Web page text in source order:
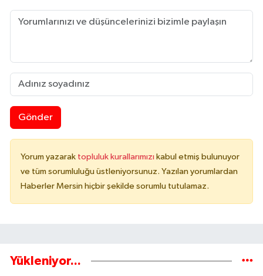
Gönder
Yorum yazarak topluluk kurallarımızı kabul etmiş bulunuyor
ve tüm sorumluluğu üstleniyorsunuz. Yazılan yorumlardan
Haberler Mersin hiçbir şekilde sorumlu tutulamaz.
Yükleniyor...